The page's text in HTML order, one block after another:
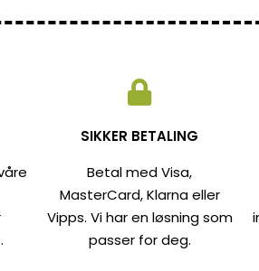
SIKKER BETALING
Betal med Visa,
MasterCard, Klarna eller
Vipps. Vi har en løsning som
passer for deg.